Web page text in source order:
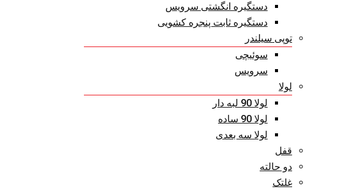
دستگیره انگشتی سرویس
دستگیره ثابت پنجره کشویی
توپی سیلندر
سوئیچی
سرویس
لولا
لولا 90 لبه دار
لولا 90 ساده
لولا سه بعدی
قفل
دو حالته
غلتک